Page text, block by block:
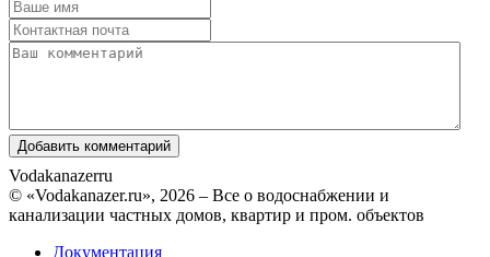
Vodakanazerru
© «Vodakanazer.ru», 2026 – Все о водоснабжении и
канализации частных домов, квартир и пром. объектов
Документация